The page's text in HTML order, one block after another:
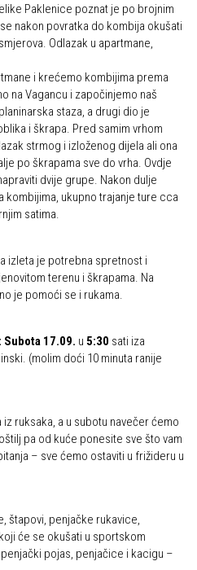
Paklenice poznat je po brojnim
nakon povratka do kombija okušati
Odlazak u apartmane,
i krećemo kombijima prema
na Vagancu i započinjemo naš
staza, a drugi dio je
i škrapa. Pred samim vrhom
strmog i izloženog dijela ali ona
po škrapama sve do vrha. Ovdje
dvije grupe. Nakon dulje
kombijima, ukupno trajanje ture cca
satima.
izleta je potrebna spretnost i
terenu i škrapama. Na
je pomoći se i rukama.
Subota 17.09. u 5:30 sati iza
(molim doći 10 minuta ranije
iz ruksaka, a u subotu navečer ćemo
pa od kuće ponesite sve što vam
– sve ćemo ostaviti u frižideru u
štapovi, penjačke rukavice,
će se okušati u sportskom
pojas, penjačice i kacigu –